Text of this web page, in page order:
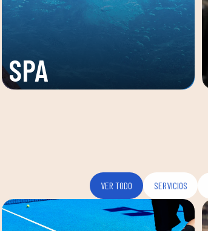
ZONA
DE
TONIFICACIÓN
VER TODO SERVICIOS